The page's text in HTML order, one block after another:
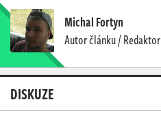
Michal Fortyn
Autor článku / Redaktor
DISKUZE